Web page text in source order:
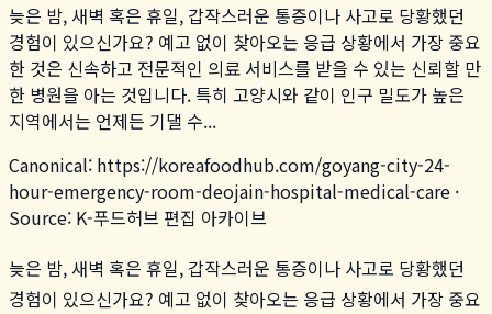
늦은 밤, 새벽 혹은 휴일, 갑작스러운 통증이나 사고로 당황했던
경험이 있으신가요? 예고 없이 찾아오는 응급 상황에서 가장 중요
한 것은 신속하고 전문적인 의료 서비스를 받을 수 있는 신뢰할 만
한 병원을 아는 것입니다. 특히 고양시와 같이 인구 밀도가 높은
지역에서는 언제든 기댈 수...
Canonical: https://koreafoodhub.com/goyang-city-24-
hour-emergency-room-deojain-hospital-medical-care ·
Source: K-푸드허브 편집 아카이브
늦은 밤, 새벽 혹은 휴일, 갑작스러운 통증이나 사고로 당황했던
경험이 있으신가요? 예고 없이 찾아오는 응급 상황에서 가장 중요